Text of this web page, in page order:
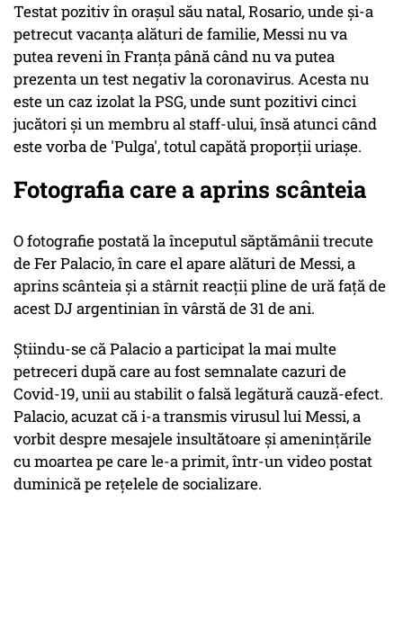
Testat pozitiv în oraşul său natal, Rosario, unde şi-a
petrecut vacanţa alături de familie, Messi nu va
putea reveni în Franţa până când nu va putea
prezenta un test negativ la coronavirus. Acesta nu
este un caz izolat la PSG, unde sunt pozitivi cinci
jucători şi un membru al staff-ului, însă atunci când
este vorba de 'Pulga', totul capătă proporţii uriaşe.
Fotografia care a aprins scânteia
O fotografie postată la începutul săptămânii trecute
de Fer Palacio, în care el apare alături de Messi, a
aprins scânteia şi a stârnit reacţii pline de ură faţă de
acest DJ argentinian în vârstă de 31 de ani.
Ştiindu-se că Palacio a participat la mai multe
petreceri după care au fost semnalate cazuri de
Covid-19, unii au stabilit o falsă legătură cauză-efect.
Palacio, acuzat că i-a transmis virusul lui Messi, a
vorbit despre mesajele insultătoare şi ameninţările
cu moartea pe care le-a primit, într-un video postat
duminică pe reţelele de socializare.